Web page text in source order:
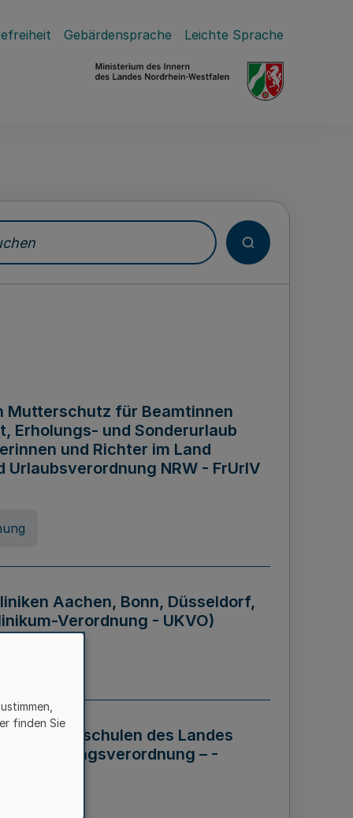
Gebärdensprache Leichte Sprache
Mutterschutz für Beamtinnen
Erholungs- und Sonderurlaub
und Richter im Land
NRW - FrUrlV
Aachen, Bonn, Düsseldorf,
Verordnung - UKVO)
der Hochschulen des Landes
– -
finden Sie